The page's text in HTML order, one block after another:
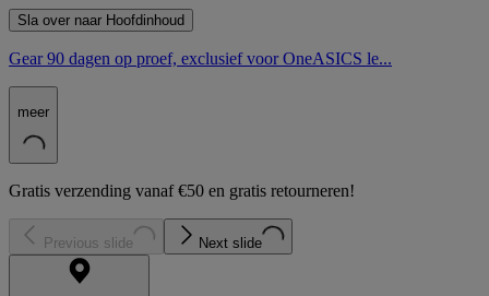
Sla over naar Hoofdinhoud
Gear 90 dagen op proef, exclusief voor OneASICS le...
meer
Gratis verzending vanaf €50 en gratis retourneren!
Previous slide Next slide